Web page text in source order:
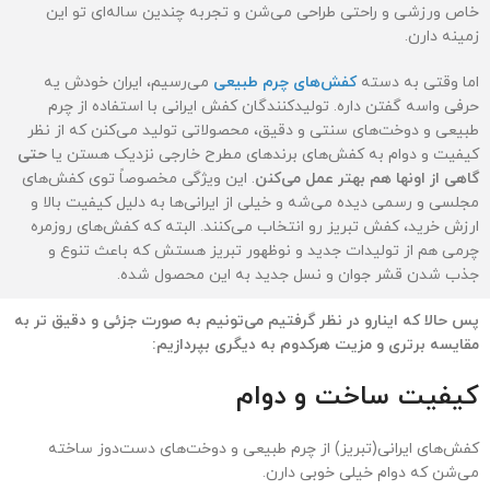
خاص ورزشی و راحتی طراحی می‌شن و تجربه چندین ساله‌ای تو این
زمینه دارن.
اما وقتی به دستهکفش‌های چرم طبیعی می‌رسیم، ایران خودش یه
حرفی واسه گفتن داره. تولیدکنندگان کفش ایرانی با استفاده از چرم
طبیعی و دوخت‌های سنتی و دقیق، محصولاتی تولید می‌کنن که از نظر
کیفیت و دوام به کفش‌های برندهای مطرح خارجی نزدیک هستن یا حتی
گاهی از اونها هم بهتر عمل می‌کنن. این ویژگی مخصوصاً توی کفش‌های
مجلسی و رسمی دیده می‌شه و خیلی از ایرانی‌ها به دلیل کیفیت بالا و
ارزش خرید، کفش تبریز رو انتخاب می‌کنند. البته که کفش‌های روزمره
چرمی هم از تولیدات جدید و نوظهور تبریز هستش که باعث تنوع و
جذب شدن قشر جوان و نسل جدید به این محصول شده.
پس حالا که اینارو در نظر گرفتیم می‌تونیم به صورت جزئی و دقیق تر به
مقایسه برتری و مزیت هرکدوم به دیگری بپردازیم:
کیفیت ساخت و دوام
کفش‌های ایرانی(تبریز) از چرم طبیعی و دوخت‌های دست‌دوز ساخته
می‌شن که دوام خیلی خوبی دارن.